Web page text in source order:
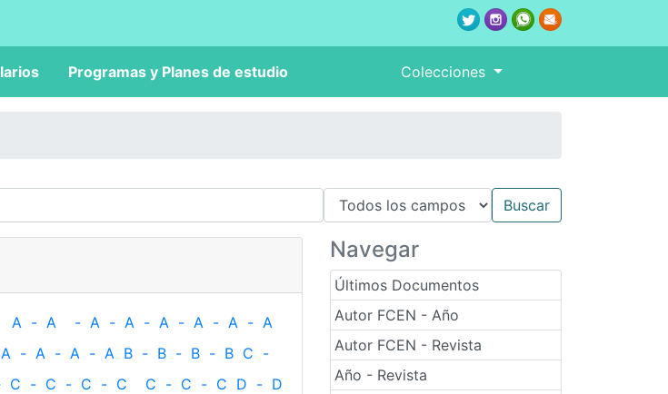
Programas y Planes de estudio Colecciones
Navegar
Últimos Documentos
Autor FCEN - Año
Autor FCEN - Revista
Año - Revista
A - A - A - A - A - A - A - A
A - A - A - A B - B - B - B C -
C - C - C - C C - C - C D - D